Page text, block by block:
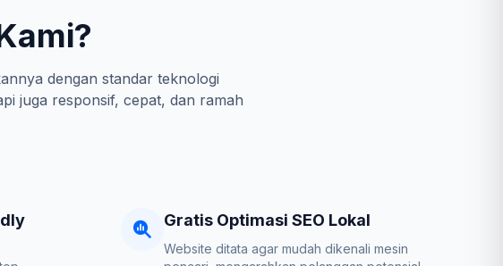
dengan standar teknologi
juga responsif, cepat, dan ramah
Gratis Optimasi SEO Lokal
Website ditata agar mudah dikenali mesin